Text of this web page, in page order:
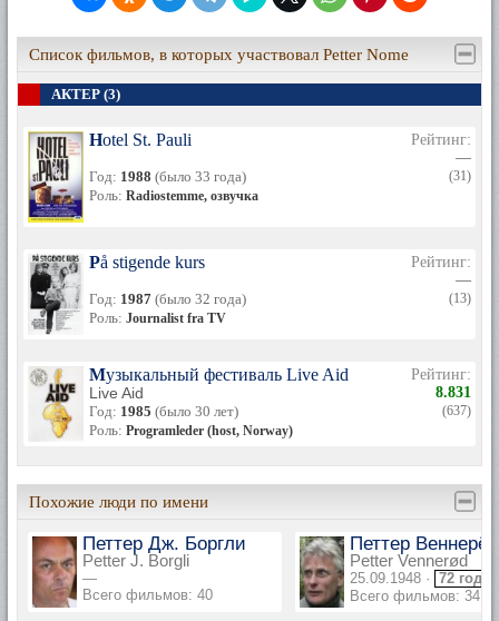
Список фильмов, в которых участвовал Petter Nome
АКТЕР (3)
Hotel St. Pauli
Год: 1988 (было 33 года)
Роль: Radiostemme, озвучка
Рейтинг:
—
(31)
På stigende kurs
Год: 1987 (было 32 года)
Роль: Journalist fra TV
Рейтинг:
—
(13)
Музыкальный фестиваль Live Aid
Live Aid
Год: 1985 (было 30 лет)
Роль: Programleder (host, Norway)
Рейтинг:
8.831
(637)
Похожие люди по имени
Петтер Дж. Боргли
Petter J. Borgli
—
Всего фильмов: 40
Петтер Веннерёд
Petter Vennerød
25.09.1948 · 72 года
Всего фильмов: 34